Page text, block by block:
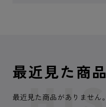
最近見た商品
最近見た商品がありません。